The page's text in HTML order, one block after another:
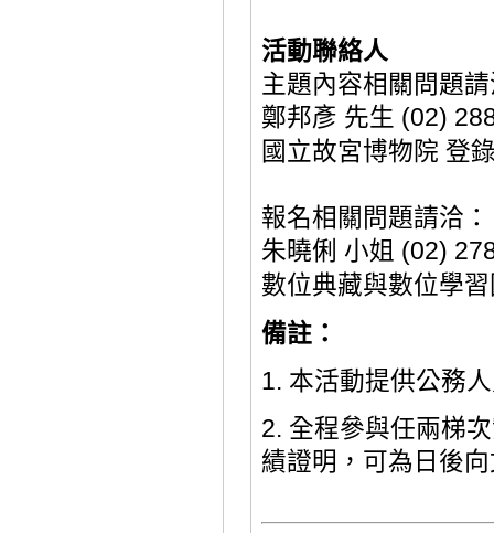
活動聯絡人
主題內容相關 問題
鄭邦彥 先生 (02)
國立故宮博物院 登
報名相關問題請洽：
朱曉俐 小姐 (02)
數位典藏與數位學
備註：
1. 本活動提供公務
2. 全程參與任兩梯
績證明，可為日後